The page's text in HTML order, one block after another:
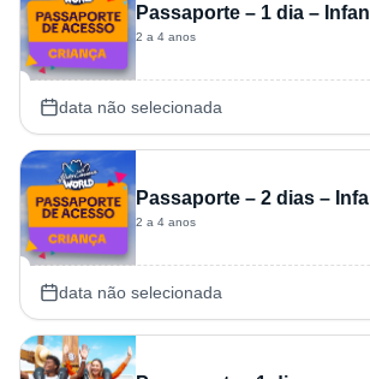
Passaporte – 1 dia –
2 a 4 anos
data não selecionada
Passaporte – 2 dias –
2 a 4 anos
data não selecionada